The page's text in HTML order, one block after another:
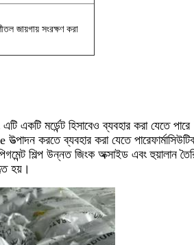
জায়গায় সংরক্ষণ করা
একটি মর্ডেন্ট হিসাবেও ব্যবহার করা যেতে
করতে ব্যবহার করা যেতে
শিল্প উন্নত জিংক অক্সাইড এবং হুয়ালান
হয়।